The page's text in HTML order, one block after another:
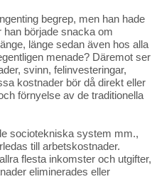
begrep, men han hade
började snacka om
länge sedan även hos alla
menade? Däremot ser
svinn, felinvesteringar,
kostnader bör då direkt eller
förnyelse av de traditionella
sociotekniska system mm.,
till arbetskostnader.
flesta inkomster och utgifter,
eliminerades eller